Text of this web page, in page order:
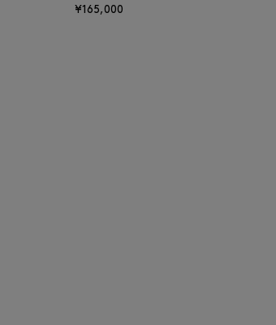
¥165,000